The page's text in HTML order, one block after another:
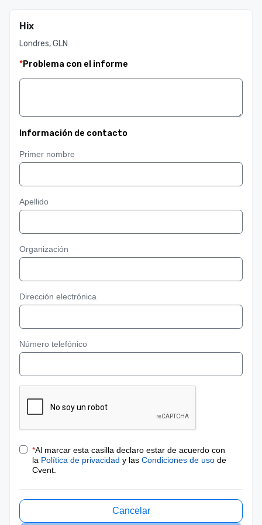
Hix
Londres, GLN
*Problema con el informe
Información de contacto
Primer nombre
Apellido
Organización
Dirección electrónica
Número telefónico
*Al marcar esta casilla declaro estar de acuerdo con
la Política de privacidad y las Condiciones de uso de
Cvent.
Cancelar